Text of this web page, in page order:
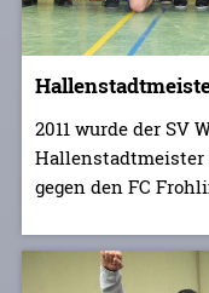
2011 wurde der SV
Hallenstadtmeister
gegen den FC